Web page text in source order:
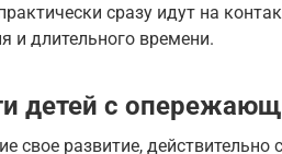
сразу идут на
и длительного времени.
детей с
свое развитие, действительно